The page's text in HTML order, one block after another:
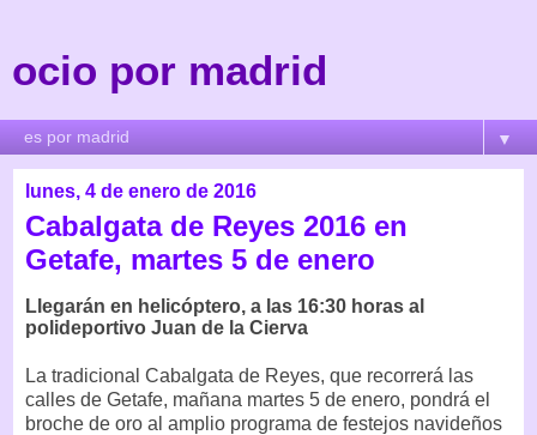
ocio por madrid
▼
lunes, 4 de enero de 2016
Cabalgata de Reyes 2016 en
Getafe, martes 5 de enero
Llegarán en helicóptero, a las 16:30 horas al
polideportivo Juan de la Cierva
La tradicional Cabalgata de Reyes, que recorrerá las
calles de Getafe, mañana martes 5 de enero, pondrá el
broche de oro al amplio programa de festejos navideños